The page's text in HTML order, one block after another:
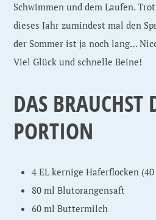
Schwimmen und dem Laufen.
dieses Jahr zumindest mal den
der Sommer ist ja noch lang…
Viel Glück und schnelle Beine!
DAS BRAUCHST
PORTION
4 EL kernige Haferflocken (40
80 ml Blutorangensaft
60 ml Buttermilch